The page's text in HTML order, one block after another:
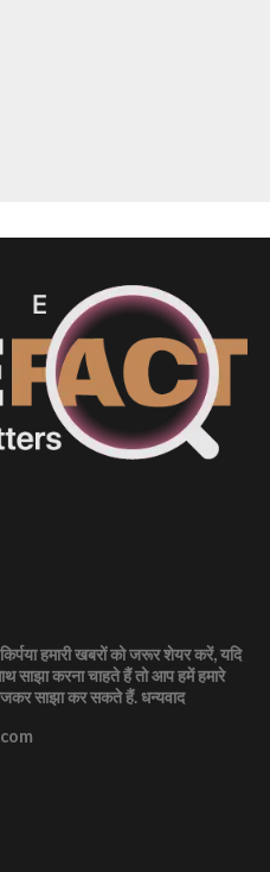
हमारी खबरों को जरूर शेयर करें, यदि
साझा करना चाहते हैं तो आप हमें हमारे
साझा कर सकते हैं.धन्यवाद